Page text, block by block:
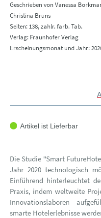
Geschrieben von Vanessa
Christina Bruns
Seiten: 138, zahlr. farb. Tab.
Verlag: Fraunhofer Verlag
Erscheinungsmonat und Jahr:
Artikel ist Lieferbar
Die Studie "Smart
Jahr 2020 technologisch
Einführend hinterleuchtet
Praxis, indem weltweite
Innovationslaboren
smarte Hotelerlebnisse